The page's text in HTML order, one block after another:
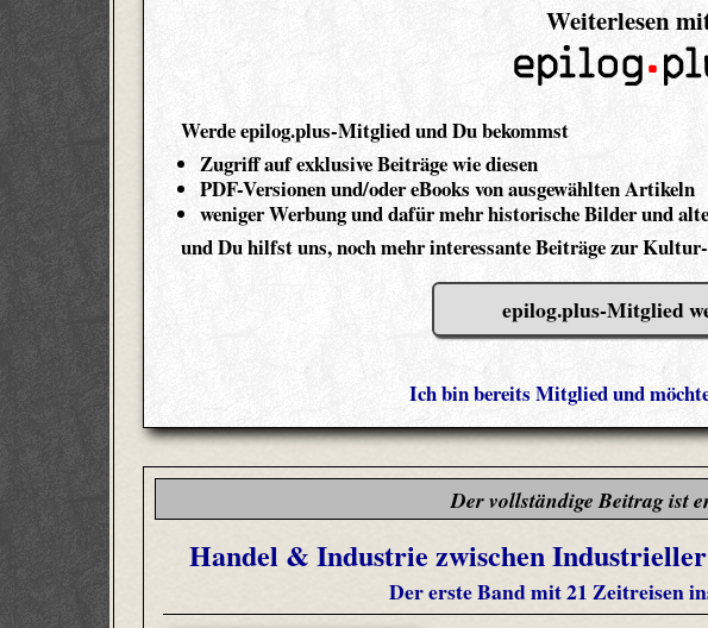
Weiterlesen
Werde epilog.plus-Mitglied und Du bekommst
Zugriff auf exklusive Beiträge wie diesen
PDF-Versionen und/oder eBooks von ausgewählten Artikeln
weniger Werbung und dafür mehr historische Bilder und
und Du hilfst uns, noch mehr interessante Beiträge zur
epilog.plus-Mitglied
Ich bin bereits Mitglied und
Der vollständige Beitrag ist
Handel & Industrie zwischen
Der erste Band mit 21 Zeitreisen